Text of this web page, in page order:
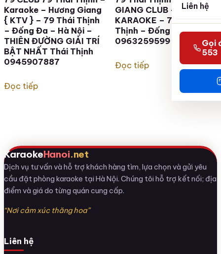
Liên hệ
Gọi
553
Karaoke – Hương Giang
{ KTV } – 79 Thái Thịnh
– Đống Đa – Hà Nội –
THIÊN ĐƯỜNG GIẢI TRÍ
BẬT NHẤT Thái Thịnh
0945907887
Đọc tiếp
GIANG CLUB – GIẢI TRÍ
KARAOKE – 79 Thái
Thịnh – Đống Đa Hà Nội
0963259599
Đọc tiếp
KaraokeHanoi.net
Dịch vụ tư vấn và hỗ trợ khách hàng tìm, lựa chọn và gửi yêu
cầu đặt phòng karaoke tại Hà Nội. Chúng tôi hỗ trợ kết nối; địa
điểm và giá do từng quán cung cấp.
“Nơi cảm xúc thăng hoa”
Liên hệ